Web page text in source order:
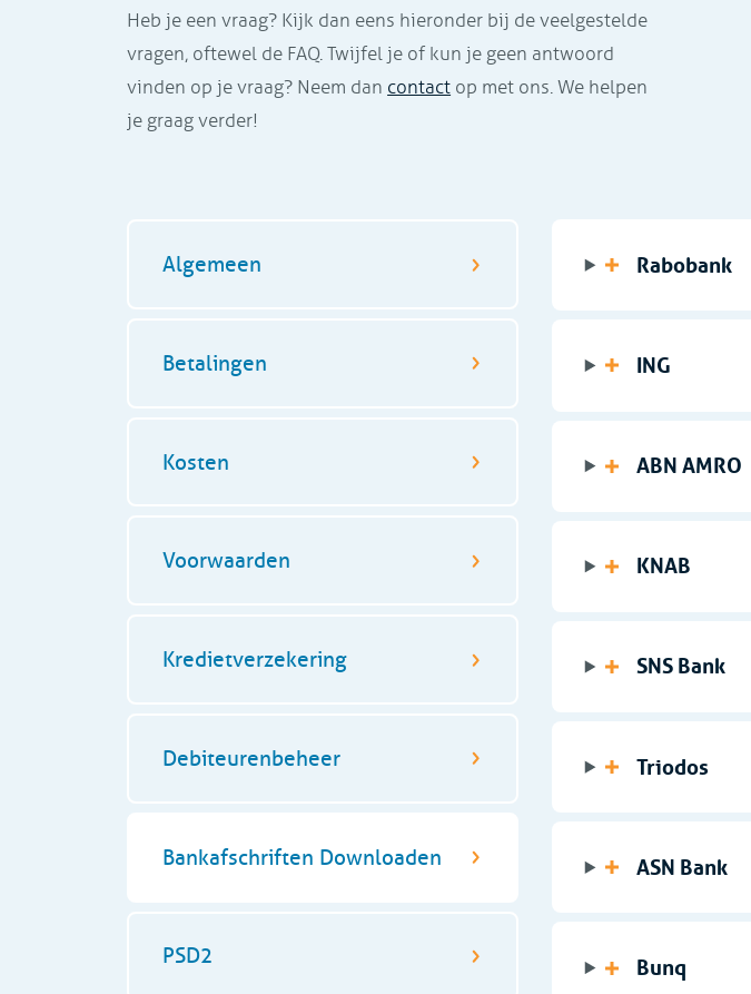
Heb je een vraag? Kijk dan eens hieronder bij de veelgestelde
vragen, oftewel de FAQ. Twijfel je of kun je geen antwoord
vinden op je vraag? Neem dan contact op met ons. We helpen
je graag verder!
Algemeen
Betalingen
Kosten
Voorwaarden
Kredietverzekering
Debiteurenbeheer
Bankafschriften Downloaden
PSD2
Rabobank
ING
ABN AMRO
KNAB
SNS Bank
Triodos
ASN Bank
Bunq